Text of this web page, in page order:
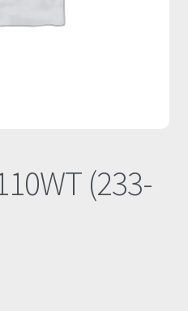
(233-